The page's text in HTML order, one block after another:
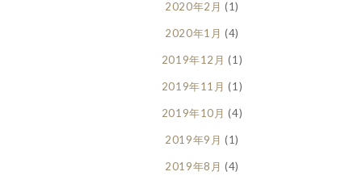
2020年2月 (1)
2020年1月 (4)
2019年12月 (1)
2019年11月 (1)
2019年10月 (4)
2019年9月 (1)
2019年8月 (4)